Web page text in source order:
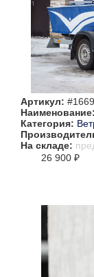
Артикул: #1669
Наименование:
Категория:
На складе:
26 900 ₽